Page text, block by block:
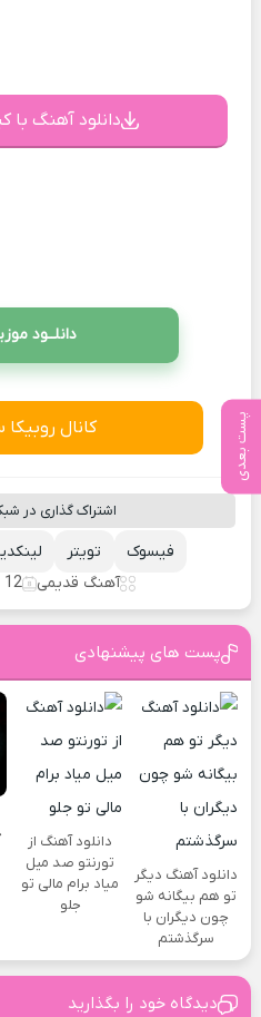
پست بعدی
دانلود آهنگ با
دانلــود
کانال
اشتراک گذاری در
تویتر
فیسوک
آهنگ قدیمی
12 می 2020
پست های پیشنهادی
دانلود آهنگ دیگر
تو هم بیگانه شو
چون دیگران با
سرگذشتم
دانلود آهنگ از
تورنتو صد میل
میاد برام مالی تو
جلو
دیدگاه خود را بگذارید